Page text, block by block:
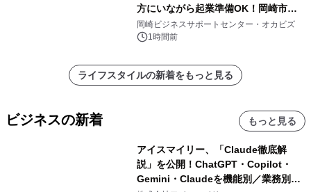
方にいながら起業準備OK！岡崎市を
挑戦者があつまるまちに～
岡崎ビジネスサポートセンター・オカビズ
1時間前
ライフスタイルの新着をもっと見る
ビジネスの新着 もっと見る
アイスマイリー、「Claude徹底解
説」を公開！ChatGPT・Copilot・
Gemini・Claudeを機能別／業務別に